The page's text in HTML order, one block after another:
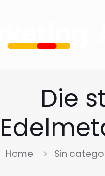
Die
Home Sin